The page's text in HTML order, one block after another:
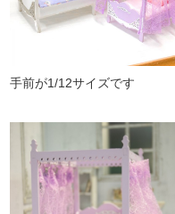
手前が1/12サイズです